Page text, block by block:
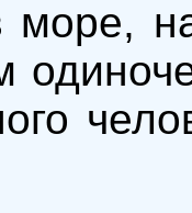
море,